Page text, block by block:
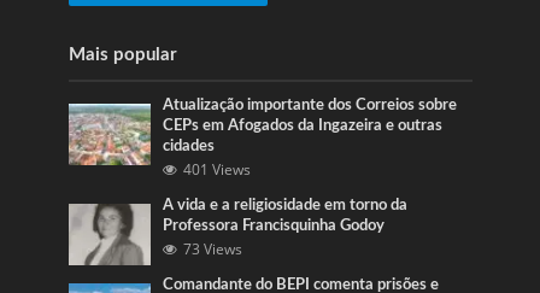
Mais popular
Atualização importante dos Correios sobre
CEPs em Afogados da Ingazeira e outras
cidades
401 Views
A vida e a religiosidade em torno da
Professora Francisquinha Godoy
73 Views
Comandante do BEPI comenta prisões e